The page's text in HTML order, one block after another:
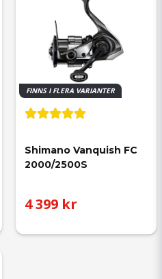
FINNS I FLERA VARIANTER
Shimano Vanquish FC
2000/2500S
4 399 kr